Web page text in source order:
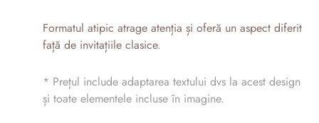
Formatul atipic atrage atenția și oferă un aspect diferit
față de invitațiile clasice.
* Prețul include adaptarea textului dvs la acest design
și toate elementele incluse în imagine.